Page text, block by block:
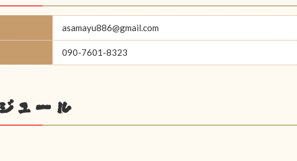
asamayu886@gmail.com
090-7601-8323
ュール